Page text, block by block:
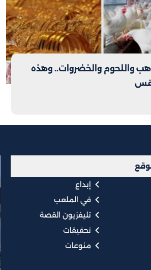
واللحوم والخضروات.. وهذه
إبداع
في الملعب
تليفزيون القصة
تحقيقات
منوعات